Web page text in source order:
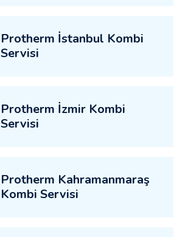
Protherm İstanbul Kombi
Servisi
Protherm İzmir Kombi
Servisi
Protherm Kahramanmaraş
Kombi Servisi